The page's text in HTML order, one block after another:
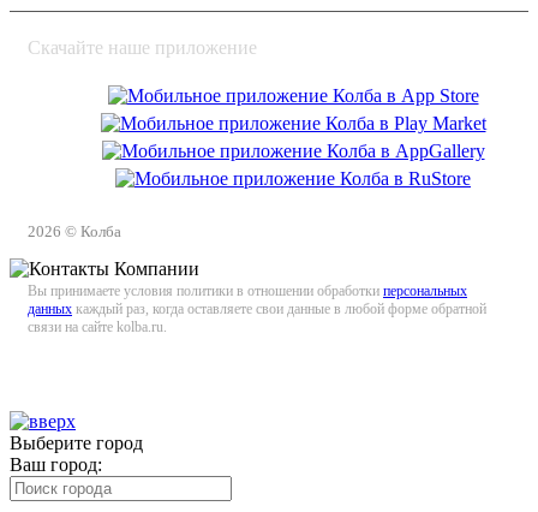
Скачайте наше приложение
2026 © Колба
Вы принимаете условия политики в отношении обработки персональных
данных каждый раз, когда оставляете свои данные в любой форме обратной
связи на сайте kolba.ru.
Выберите город
Ваш город: